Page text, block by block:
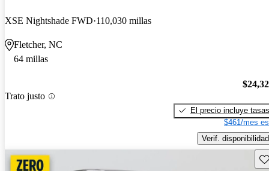
XSE Nightshade FWD 110,030 millas
Fletcher, NC
64 millas
Trato justo
El precio incluye tasas
$461/mes
Verif. disponibilidad